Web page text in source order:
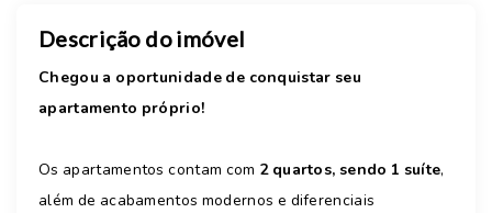
Descrição do imóvel
Chegou a oportunidade de conquistar seu
apartamento próprio!
Os apartamentos contam com 2 quartos, sendo 1 suíte,
além de acabamentos modernos e diferenciais